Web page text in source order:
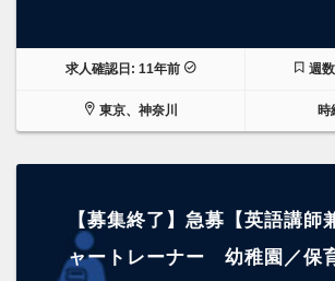
求人確認日: 11年前 週
東京、神奈川 時
【募集終了】急募【英語講師
ャートレーナー 幼稚園／保